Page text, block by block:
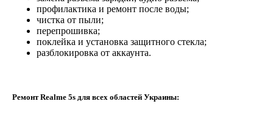
профилактика и ремонт после воды;
чистка от пыли;
перепрошивка;
поклейка и установка защитного стекла;
разблокировка от аккаунта.
Ремонт Realme 5s для всех областей Украины: